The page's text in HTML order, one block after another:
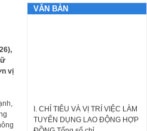
vị
VĂN BẢN
ĐỒNG Tổng số chỉ…
Luật Tương trợ tư pháp về dân